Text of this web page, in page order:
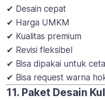
✔ Desain cepat
✔ Harga UMKM
✔ Kualitas premium
✔ Revisi fleksibel
✔ Bisa dipakai untuk
✔ Bisa request warna
11. Paket Desain